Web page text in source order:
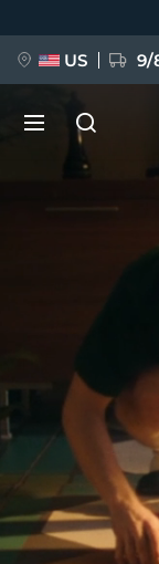
US 9/
FAQ™ Pure
BREAKING
issa™ Teeth
Français
Polski
發貨國家